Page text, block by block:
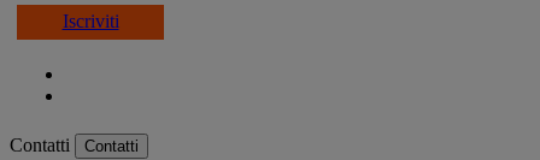
Iscriviti
Contatti Contatti